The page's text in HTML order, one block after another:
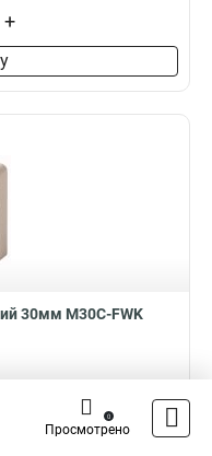
+
30мм M30C-FWK
Просмотрено
0